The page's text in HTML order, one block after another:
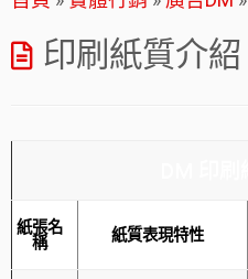
content
印刷紙質介紹
紙張名
稱
紙質表現特性